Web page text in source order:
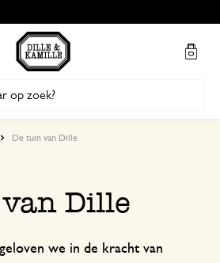
De tuin van Dille
Dille
we in de kracht van